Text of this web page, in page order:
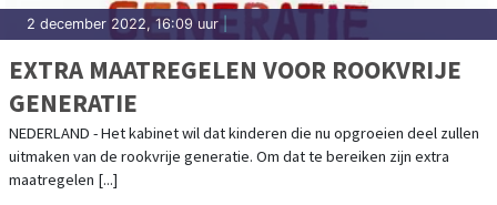
2 december 2022, 16:09 uur
EXTRA MAATREGELEN VOOR ROOKVRIJE
GENERATIE
NEDERLAND - Het kabinet wil dat kinderen die nu opgroeien deel zullen
uitmaken van de rookvrije generatie. Om dat te bereiken zijn extra
maatregelen [...]